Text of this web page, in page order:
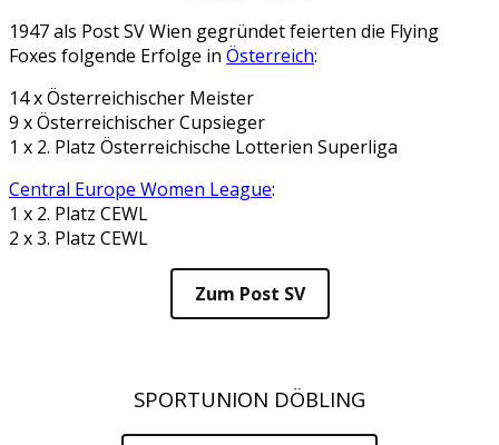
1947 als Post SV Wien gegründet feierten die Flying
Foxes folgende Erfolge in Österreich:
14 x Österreichischer Meister
9 x Österreichischer Cupsieger
1 x 2. Platz Österreichische Lotterien Superliga
Central Europe Women League:
1 x 2. Platz CEWL
2 x 3. Platz CEWL
Zum Post SV
SPORTUNION DÖBLING